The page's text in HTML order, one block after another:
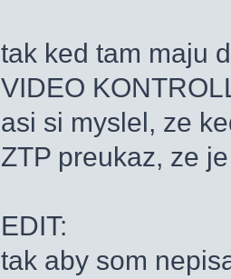
tak ked tam maju
VIDEO
asi si myslel, ze
ZTP preukaz, ze
EDIT:
tak aby som